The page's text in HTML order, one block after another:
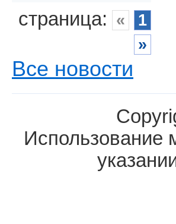
страница: «
1
»
Все новости
Использование